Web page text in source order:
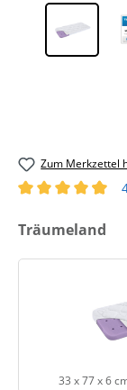
Zum Merkzettel
auswählen
Träumeland
33 x 77 x 6